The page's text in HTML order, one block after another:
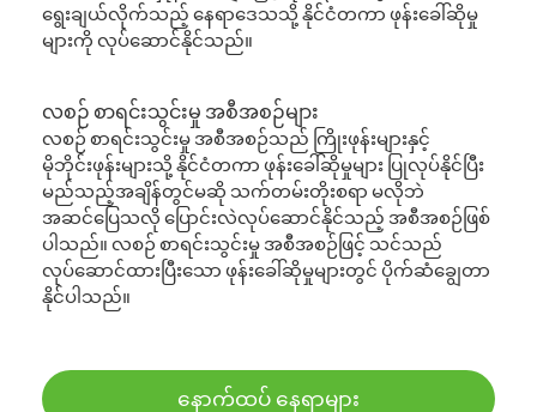
ရွေးချယ်လိုက်သည့် နေရာဒေသသို့ နိုင်ငံတကာ ဖုန်းခေါ်ဆိုမှု
များကို လုပ်ဆောင်နိုင်သည်။
လစဉ် စာရင်းသွင်းမှု အစီအစဉ်များ
လစဉ် စာရင်းသွင်းမှု အစီအစဉ်သည် ကြိုးဖုန်းများနှင့်
မိုဘိုင်းဖုန်းများသို့ နိုင်ငံတကာ ဖုန်းခေါ်ဆိုမှုများ ပြုလုပ်နိုင်ပြီး
မည်သည့်အချိန်တွင်မဆို သက်တမ်းတိုးစရာ မလိုဘဲ
အဆင်ပြေသလို ပြောင်းလဲလုပ်ဆောင်နိုင်သည့် အစီအစဉ်ဖြစ်
ပါသည်။ လစဉ် စာရင်းသွင်းမှု အစီအစဉ်ဖြင့် သင်သည်
လုပ်ဆောင်ထားပြီးသော ဖုန်းခေါ်ဆိုမှုများတွင် ပိုက်ဆံချွေတာ
နိုင်ပါသည်။
နောက်ထပ် နေရာများ